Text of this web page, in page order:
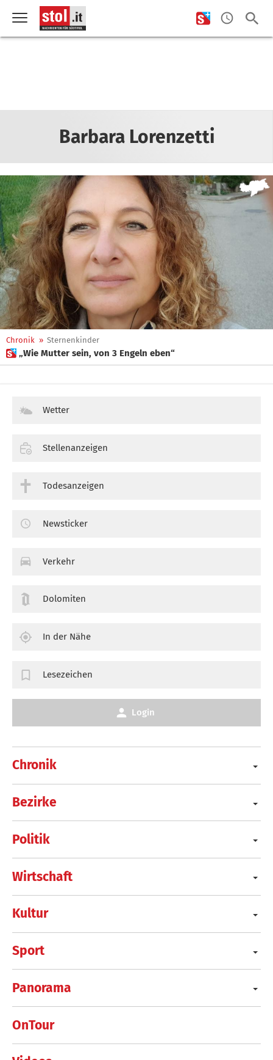
Barbara Lorenzetti
Chronik » Sternenkinder
 „Wie Mutter sein, von 3 Engeln eben“
Chronik
Bezirke
Politik
Wirtschaft
Kultur
Sport
Panorama
OnTour
Wetter
Stellenanzeigen
Todesanzeigen
Newsticker
Verkehr
Dolomiten
In der Nähe
Lesezeichen
Login